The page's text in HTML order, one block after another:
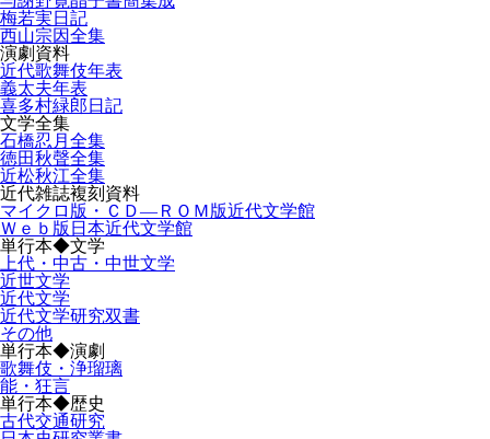
梅若実日記
西山宗因全集
演劇資料
近代歌舞伎年表
義太夫年表
喜多村緑郎日記
文学全集
石橋忍月全集
徳田秋聲全集
近松秋江全集
近代雑誌複刻資料
マイクロ版・ＣＤ―ＲＯＭ版近代文学館
Ｗｅｂ版日本近代文学館
単行本◆文学
上代・中古・中世文学
近世文学
近代文学
近代文学研究双書
その他
単行本◆演劇
歌舞伎・浄瑠璃
能・狂言
単行本◆歴史
古代交通研究